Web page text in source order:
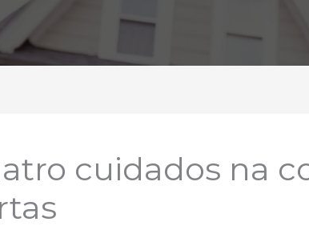
cuidados na